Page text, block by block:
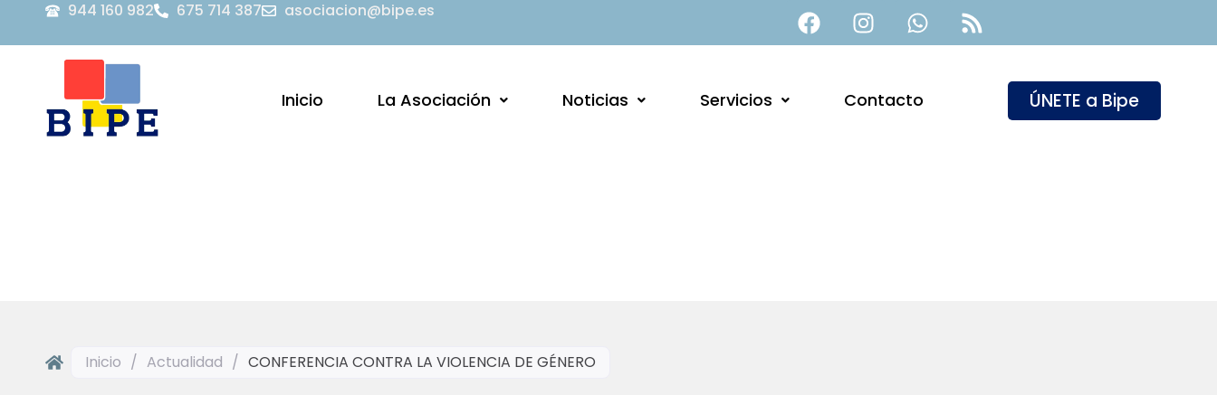
944 160 982 675 714 387 asociacion@bipe.es
Inicio La Asociación Noticias Servicios Contacto ÚNETE a Bipe
Inicio / Actualidad / CONFERENCIA CONTRA LA VIOLENCIA DE GÉNERO